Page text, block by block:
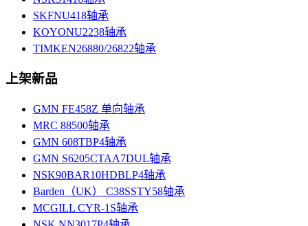
SKFNU418轴承
KOYONU2238轴承
TIMKEN26880/26822轴承
上架新品
GMN FE458Z 单向轴承
MRC 88500轴承
GMN 608TBP4轴承
GMN S6205CTAA7DUL轴承
NSK90BAR10HDBLP4轴承
Barden（UK） C38SSTY58轴承
MCGILL CYR-1S轴承